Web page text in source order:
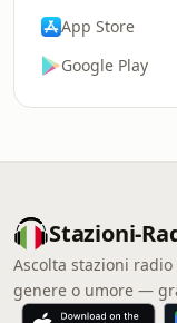
App Store
Google Play
Stazioni-
Ascolta stazioni
genere o umore —